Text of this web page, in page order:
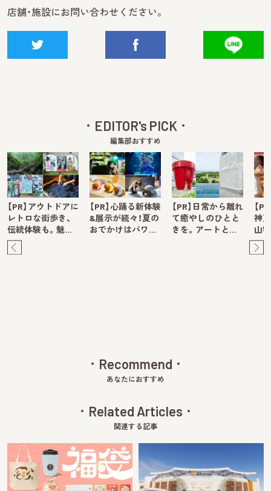
店舗・施設にお問い合わせください。
EDITOR's PICK
編集部おすすめ
【PR】アウトドアに
レトロな街歩き、
伝統体験も。魅…
【PR】心踊る新体験
&展示が続々！夏の
おでかけはパワ…
【PR】日常から離れ
て癒やしのひとと
きを。アートと…
【
神
山
Recommend
あなたにおすすめ
Related Articles
関連する記事